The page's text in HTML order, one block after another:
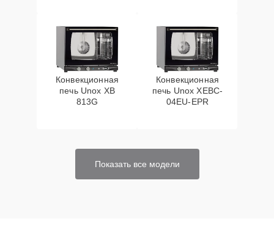
Конвекционная
печь Unox XB
813G
Конвекционная
печь Unox XEBC-
04EU-EPR
Показать все модели